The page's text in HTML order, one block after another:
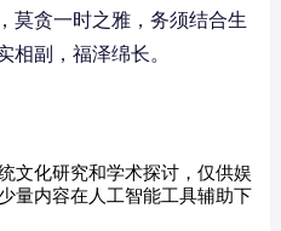
莫贪一时之雅，务须结合生
副，福泽绵长。
文化研究和学术探讨，仅供娱
量内容在人工智能工具辅助下